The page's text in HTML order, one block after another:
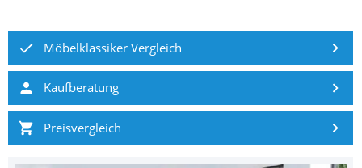
Möbelklassiker Vergleich
Kaufberatung
Preisvergleich